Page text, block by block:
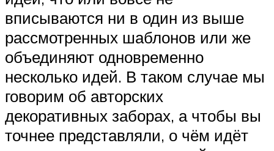
вписываются ни в один из выше
рассмотренных шаблонов или же
объединяют одновременно
несколько идей. В таком случае мы
говорим об авторских
декоративных заборах, а чтобы вы
точнее представляли, о чём идёт